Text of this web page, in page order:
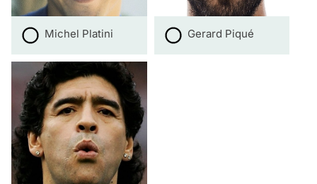
Michel Platini Gerard Piqué